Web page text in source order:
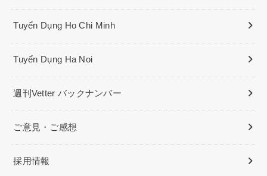
Tuyển Dụng Ho Chi Minh
Tuyển Dụng Ha Noi
週刊Vetter バックナンバー
ご意見・ご感想
採用情報